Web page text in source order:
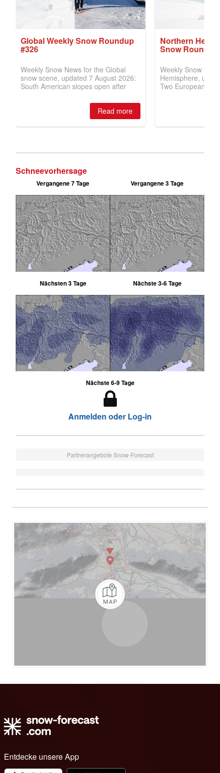
Schneevorhersage
Vergangene 7 Tage Vergangene 3 Tage
Nächsten 3 Tage Nächste 3-6 Tage
Nächste 6-9 Tage
Anmelden oder Log-in
Partnerangebote Snow-Forecast
Entdecke unsere App